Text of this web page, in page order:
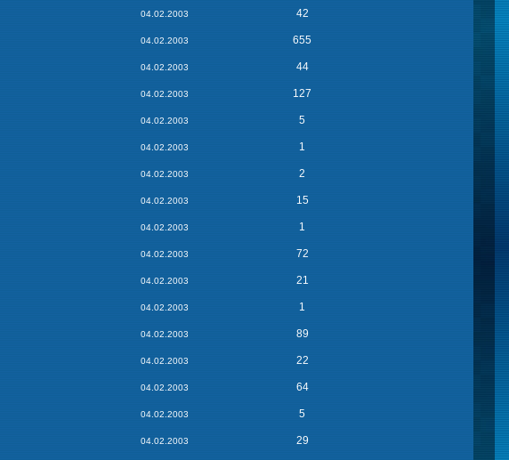
04.02.2003 42
04.02.2003 655
04.02.2003 44
04.02.2003 127
04.02.2003 5
04.02.2003 1
04.02.2003 2
04.02.2003 15
04.02.2003 1
04.02.2003 72
04.02.2003 21
04.02.2003 1
04.02.2003 89
04.02.2003 22
04.02.2003 64
04.02.2003 5
04.02.2003 29